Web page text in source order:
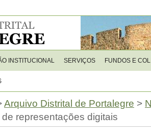
INSTITUCIONAL SERVIÇOS FUNDOS E
Arquivo Distrital de Portalegre >
representações digitais